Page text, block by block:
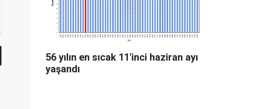
56 yılın en sıcak 11'inci haziran ayı
yaşandı